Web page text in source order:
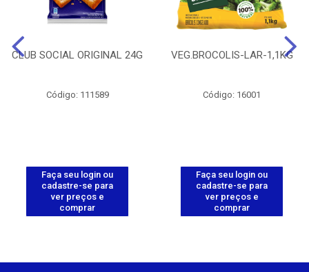
CLUB SOCIAL ORIGINAL 24G
Código: 111589
Faça seu login ou
cadastre-se para
ver preços e
comprar
VEG.BROCOLIS-LAR-1,1KG
Código: 16001
Faça seu login ou
cadastre-se para
ver preços e
comprar